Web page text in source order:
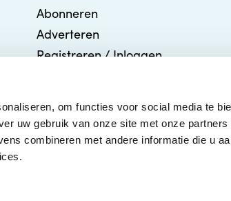
om functies voor social media te
uw gebruik van onze site met onze
combineren met andere informatie die u
Abonneren
Adverteren
Registreren / Inloggen
Contact